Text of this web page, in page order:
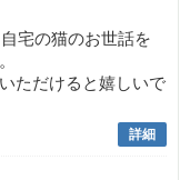
宅の猫のお世話を
ただけると嬉しいで
詳細